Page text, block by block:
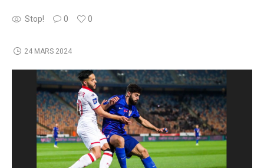
Stop! 0 0
24 MARS 2024